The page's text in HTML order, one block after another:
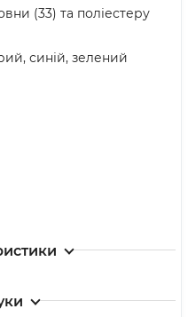
(33) та поліестеру
синій, зелений